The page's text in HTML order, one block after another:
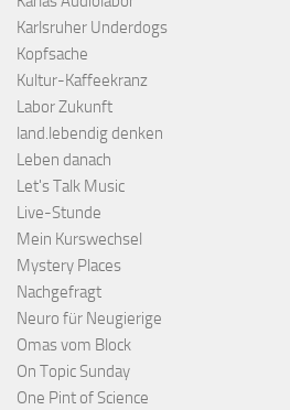
Karlsruher Underdogs
Kopfsache
Kultur-Kaffeekranz
Labor Zukunft
land.lebendig denken
Leben danach
Let's Talk Music
Live-Stunde
Mein Kurswechsel
Mystery Places
Nachgefragt
Neuro für Neugierige
Omas vom Block
On Topic Sunday
One Pint of Science